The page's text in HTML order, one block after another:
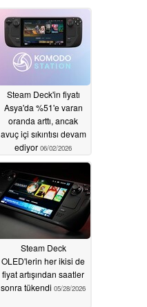
Steam Deck'in fiyatı
Asya'da %51'e varan
oranda arttı, ancak
avuç içi sıkıntısı devam
ediyor 06/02/2026
Steam Deck
OLED'lerin her ikisi de
fiyat artışından saatler
sonra tükendi 05/28/2026